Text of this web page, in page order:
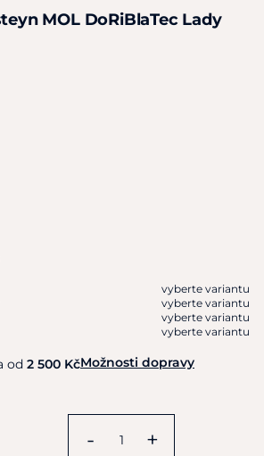
MOL DoRiBlaTec Lady
vyberte variantu
vyberte variantu
vyberte variantu
vyberte variantu
od 2 500 KčMožnosti dopravy
- +